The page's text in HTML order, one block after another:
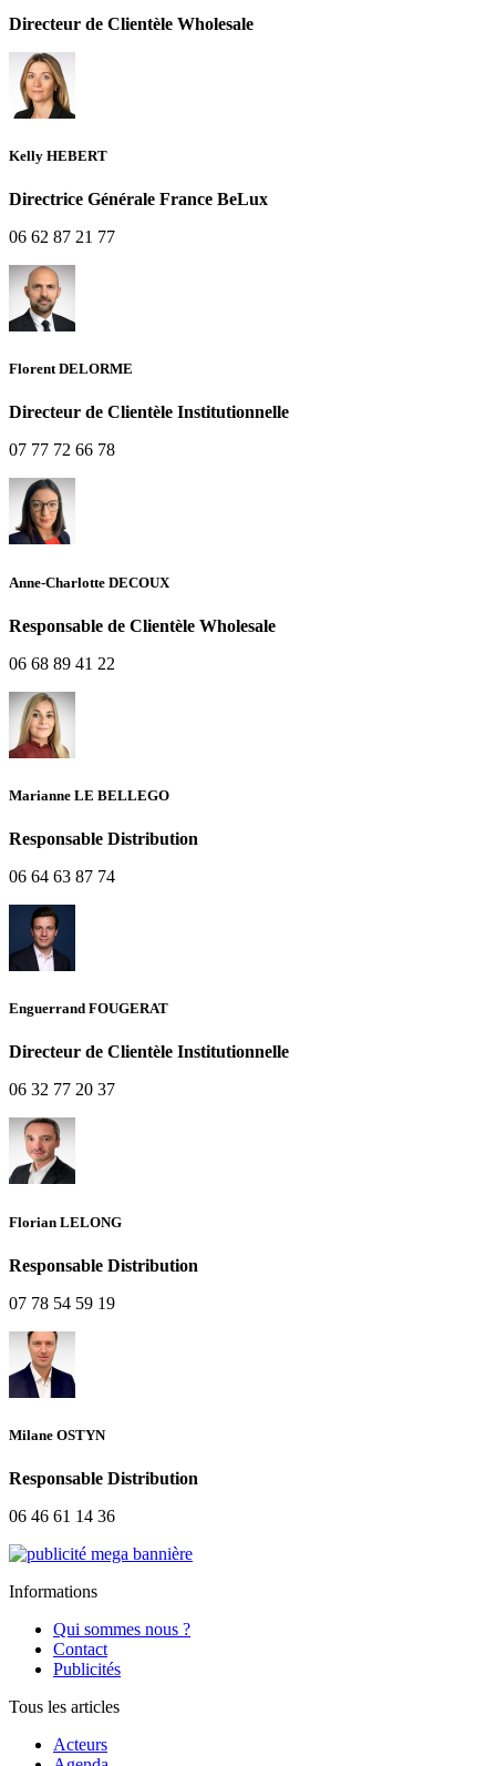
Directeur de Clientèle Wholesale
Kelly HEBERT
Directrice Générale France BeLux
06 62 87 21 77
Florent DELORME
Directeur de Clientèle Institutionnelle
07 77 72 66 78
Anne-Charlotte DECOUX
Responsable de Clientèle Wholesale
06 68 89 41 22
Marianne LE BELLEGO
Responsable Distribution
06 64 63 87 74
Enguerrand FOUGERAT
Directeur de Clientèle Institutionnelle
06 32 77 20 37
Florian LELONG
Responsable Distribution
07 78 54 59 19
Milane OSTYN
Responsable Distribution
06 46 61 14 36
Informations
Qui sommes nous ?
Contact
Publicités
Tous les articles
Acteurs